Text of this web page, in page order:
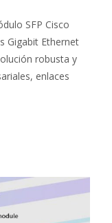
SFP Cisco
Gigabit Ethernet
robusta y
enlaces